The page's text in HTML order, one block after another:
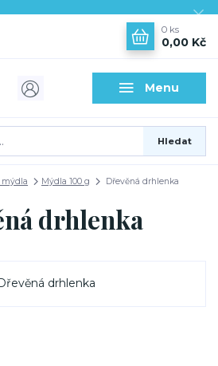
Menu
Hledat
0 ks
0,00 Kč
mýdla Mýdla 100 g Dřevěná drhlenka
drhlenka